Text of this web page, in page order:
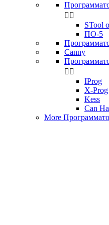
 
STool
ПО-5
Canny
 
IProg
X-Prog
Kess
Can
More